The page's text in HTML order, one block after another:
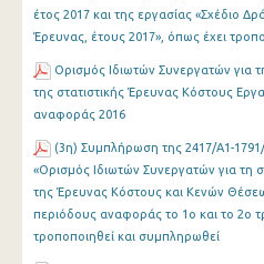
έτος 2017 και της εργασίας «Σχέδιο
Έρευνας, έτους 2017», όπως έχει
Ορισμός Ιδιωτών Συνεργατών για
της στατιστικής Έρευνας Κόστους
αναφοράς 2016
(3η) Συμπλήρωση της 2417/Α1-
«Ορισμός Ιδιωτών Συνεργατών για τη
της Έρευνας Κόστους και Κενών
περιόδους αναφοράς το 1ο και το 2ο
τροποποιηθεί και συμπληρωθεί